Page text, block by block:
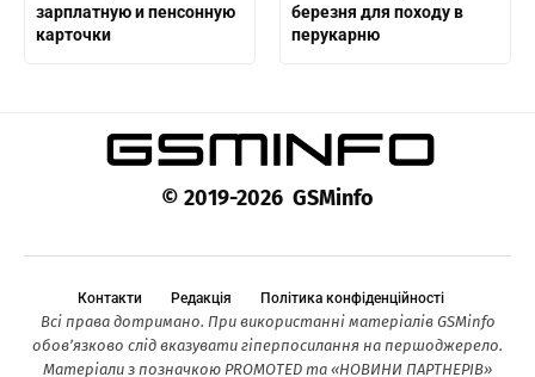
зарплатную и пенсонную
карточки
березня для походу в
перукарню
© 2019-2026 GSMinfo
Контакти Редакція Політика конфіденційності
Всі права дотримано. При використанні матеріалів GSMinfo
обов’язково слід вказувати гіперпосилання на першоджерело.
Матеріали з позначкою PROMOTED та «НОВИНИ ПАРТНЕРІВ»